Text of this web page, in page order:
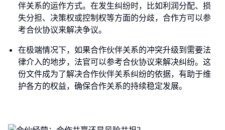
伴关系的运作方式。在发生纠纷时，比如利润分配、损
失分担、决策权或控制权等方面的分歧，合作方可以参
考合伙协议来解决争议。
在极端情况下，如果合作伙伴关系的冲突升级到需要法
律介入的地步，法官可以参考合伙协议来解决纠纷。这
份文件成为了解决合作伙伴关系纠纷的依据，有助于维
护各方的权益，确保合作关系的持续稳定发展。